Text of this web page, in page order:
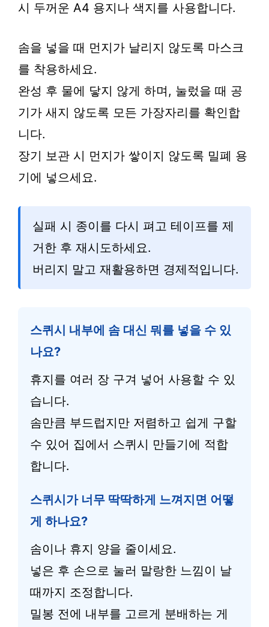
시 두꺼운 A4 용지나 색지를 사용합니다.
솜을 넣을 때 먼지가 날리지 않도록 마스크
를 착용하세요.
완성 후 물에 닿지 않게 하며, 눌렀을 때 공
기가 새지 않도록 모든 가장자리를 확인합
니다.
장기 보관 시 먼지가 쌓이지 않도록 밀폐 용
기에 넣으세요.
실패 시 종이를 다시 펴고 테이프를 제
거한 후 재시도하세요.
버리지 말고 재활용하면 경제적입니다.
스퀴시 내부에 솜 대신 뭐를 넣을 수 있
나요?
휴지를 여러 장 구겨 넣어 사용할 수 있
습니다.
솜만큼 부드럽지만 저렴하고 쉽게 구할
수 있어 집에서 스퀴시 만들기에 적합
합니다.
스퀴시가 너무 딱딱하게 느껴지면 어떻
게 하나요?
솜이나 휴지 양을 줄이세요.
넣은 후 손으로 눌러 말랑한 느낌이 날
때까지 조정합니다.
밀봉 전에 내부를 고르게 분배하는 게